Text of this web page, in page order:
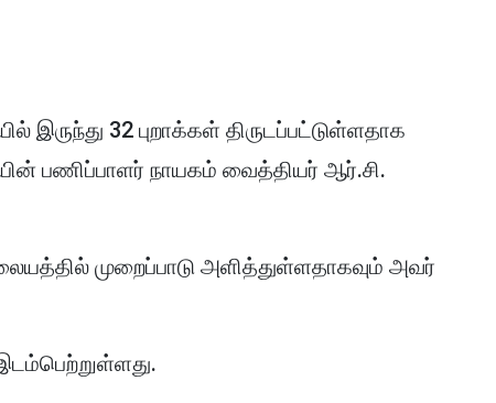
இருந்து 32 புறாக்கள் திருடப்பட்டுள்ளதாக
பணிப்பாளர் நாயகம் வைத்தியர் ஆர்.சி.
முறைப்பாடு அளித்துள்ளதாகவும் அவர்